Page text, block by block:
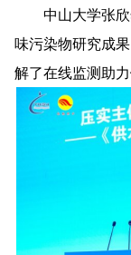
中山大学张
味污染物研究成
解了在线监测助